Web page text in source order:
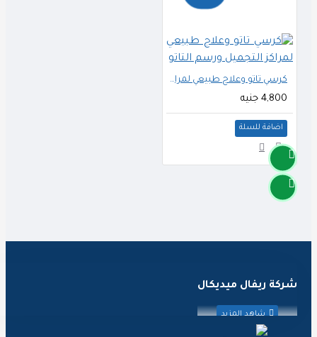
كرسي تاتو وعلاج طبيعي لمراكز التجميل ورسم التاتو
4,800 جنيه
اضافة للسلة
ريفال ميديكال